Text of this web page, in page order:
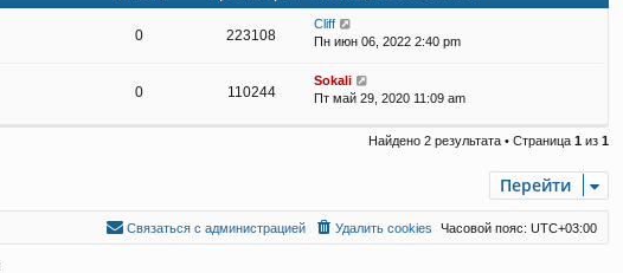
0 223108
Cliff
Пн июн 06, 2022 2:40 pm
0 110244
Sokali
Пт май 29, 2020 11:09 am
Найдено 2 результата • Страница 1 из 1
Перейти
Часовой пояс: UTC+03:00
Удалить cookies
Связаться с администрацией